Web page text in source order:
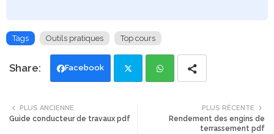
Tags Outils pratiques Top cours
Facebook
tte
PLUS RÉCENTE
Rendement des engins de
terrassement pdf
PLUS ANCIENNE
Guide conducteur de travaux pdf